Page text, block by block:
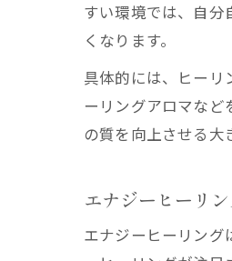
すい環境では、自
くなります。
具体的には、ヒーリ
ーリングアロマな
の質を向上させる大
エナジーヒーリ
エナジーヒーリン